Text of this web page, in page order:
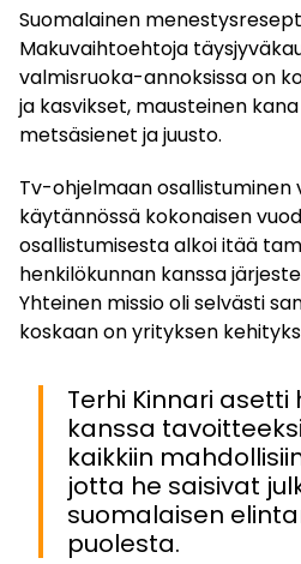
Suomalainen
Makuvaihtoehtoja
valmisruoka-annoksissa on
ja kasvikset, mausteinen
metsäsienet ja juusto.
Tv-ohjelmaan osallistuminen
käytännössä kokonaisen
osallistumisesta alkoi itää
henkilökunnan kanssa
Yhteinen missio oli selvästi
koskaan on yrityksen
Terhi Kinnari
kanssa
kaikkiin
jotta he saisivat
suomalaisen
puolesta.